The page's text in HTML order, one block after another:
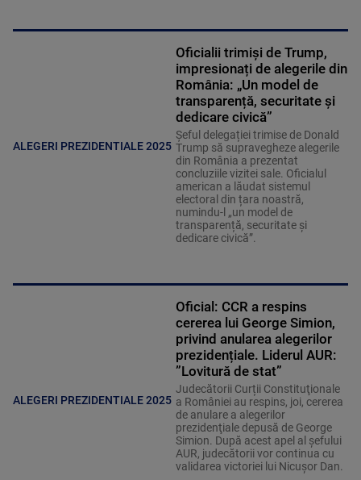
ALEGERI PREZIDENTIALE 2025
Oficialii trimiși de Trump,
impresionați de alegerile din
România: „Un model de
transparență, securitate și
dedicare civică”
Șeful delegației trimise de Donald
Trump să supravegheze alegerile
din România a prezentat
concluziile vizitei sale. Oficialul
american a lăudat sistemul
electoral din țara noastră,
numindu-l „un model de
transparență, securitate și
dedicare civică”.
ALEGERI PREZIDENTIALE 2025
Oficial: CCR a respins
cererea lui George Simion,
privind anularea alegerilor
prezidențiale. Liderul AUR:
”Lovitură de stat”
Judecătorii Curții Constituţionale
a României au respins, joi, cererea
de anulare a alegerilor
prezidenţiale depusă de George
Simion. După acest apel al șefului
AUR, judecătorii vor continua cu
validarea victoriei lui Nicușor Dan.